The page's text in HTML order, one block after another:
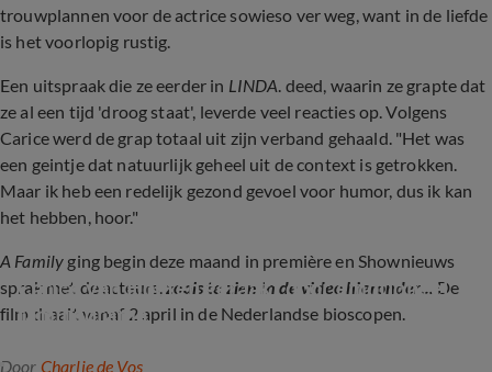
trouwplannen voor de actrice sowieso ver weg, want in de liefde
is het voorlopig rustig.
Een uitspraak die ze eerder in LINDA. deed, waarin ze grapte dat
ze al een tijd 'droog staat', leverde veel reacties op. Volgens
Carice werd de grap totaal uit zijn verband gehaald. "Het was
een geintje dat natuurlijk geheel uit de context is getrokken.
Maar ik heb een redelijk gezond gevoel voor humor, dus ik kan
het hebben, hoor."
A Family ging begin deze maand in première en Shownieuws
sprak met de acteurs,zoals te zien in de video hieronder... De
film draait vanaf 2 april in de Nederlandse bioscopen.
Carice van Houten geraakt door emotioneel
familiedrama
Door Charlie de Vos